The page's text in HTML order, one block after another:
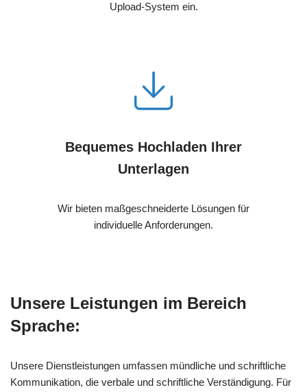
Upload-System ein.
Bequemes Hochladen Ihrer
Unterlagen
Wir bieten maßgeschneiderte Lösungen für
individuelle Anforderungen.
Unsere Leistungen im Bereich
Sprache:
Unsere Dienstleistungen umfassen mündliche und schriftliche
Kommunikation, die verbale und schriftliche Verständigung. Für